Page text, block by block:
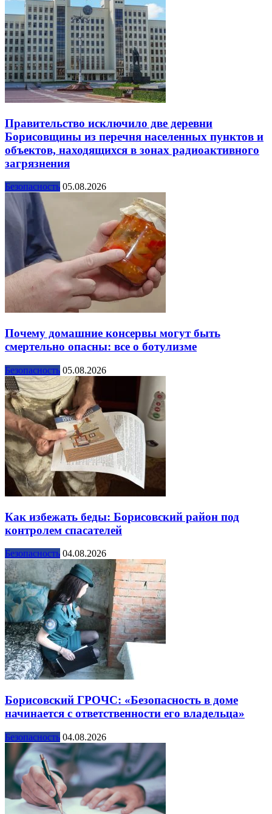
Правительство исключило две деревни
Борисовщины из перечня населенных пунктов и
объектов, находящихся в зонах радиоактивного
загрязнения
Безопасность 05.08.2026
Почему домашние консервы могут быть
смертельно опасны: все о ботулизме
Безопасность 05.08.2026
Как избежать беды: Борисовский район под
контролем спасателей
Безопасность 04.08.2026
Борисовский ГРОЧС: «Безопасность в доме
начинается с ответственности его владельца»
Безопасность 04.08.2026